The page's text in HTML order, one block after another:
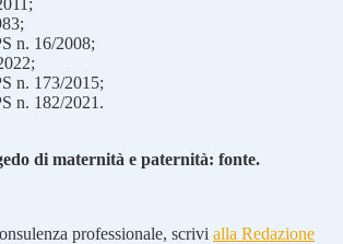
n. 16/2008;
n. 173/2015;
n. 182/2021.
di maternità e paternità: fonte.
professionale, scrivi alla Redazione